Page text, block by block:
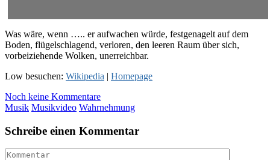
Was wäre, wenn ….. er aufwachen würde, festgenagelt auf dem
Boden, flügelschlagend, verloren, den leeren Raum über sich,
vorbeiziehende Wolken, unerreichbar.
Low besuchen: Wikipedia | Homepage
Noch keine Kommentare
Musik Musikvideo Wahrnehmung
Schreibe einen Kommentar